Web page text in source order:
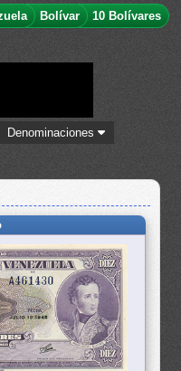
Bolívar
10 Bolívares
Denominaciones